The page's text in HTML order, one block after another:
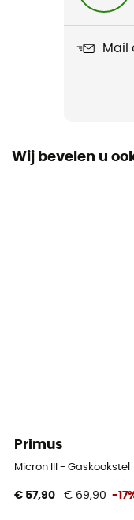
Mail
Wij bevelen u
Primus
Micron III - Gaskookstel
€ 57,90 € 69,90 -